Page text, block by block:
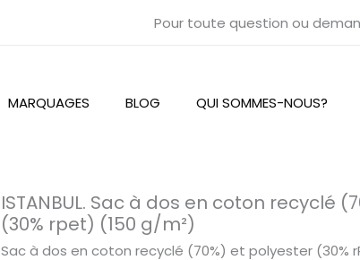
Pour toute question ou
MARQUAGES BLOG QUI SOMMES-NOUS?
ISTANBUL. Sac à dos en coton recyclé
(30% rpet) (150 g/m²)
Sac à dos en coton recyclé (70%) et polyester (30%
quantité
de
ISTANBUL.